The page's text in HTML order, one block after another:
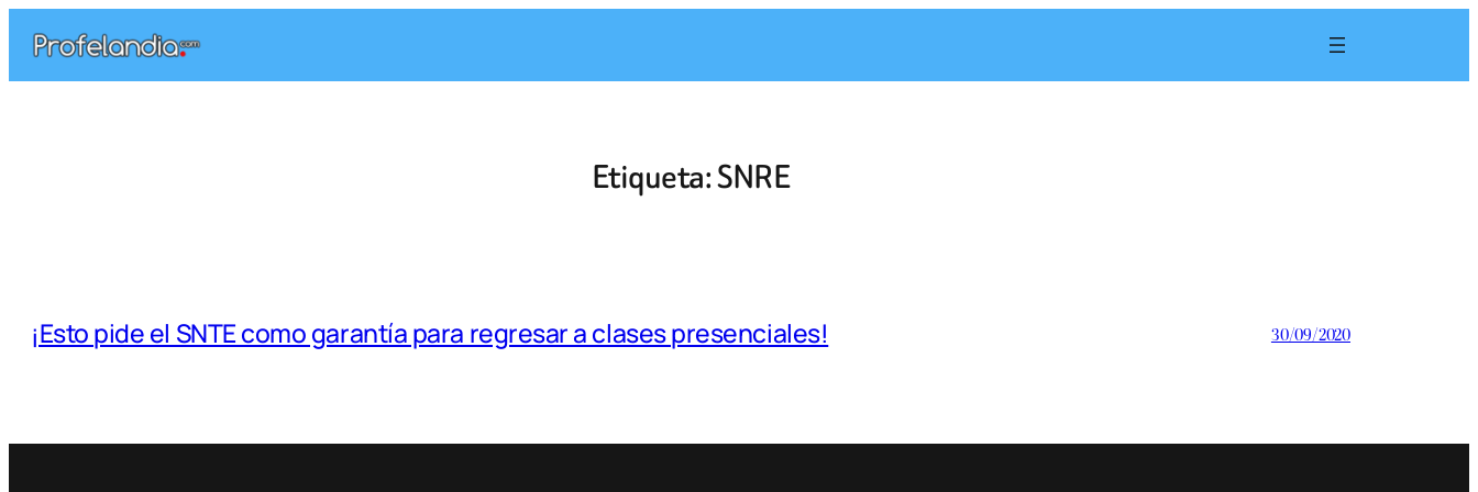
contenido
Etiqueta:SNRE
¡Esto pide el SNTE como garantía para regresar a clases presenciales! 30/09/2020